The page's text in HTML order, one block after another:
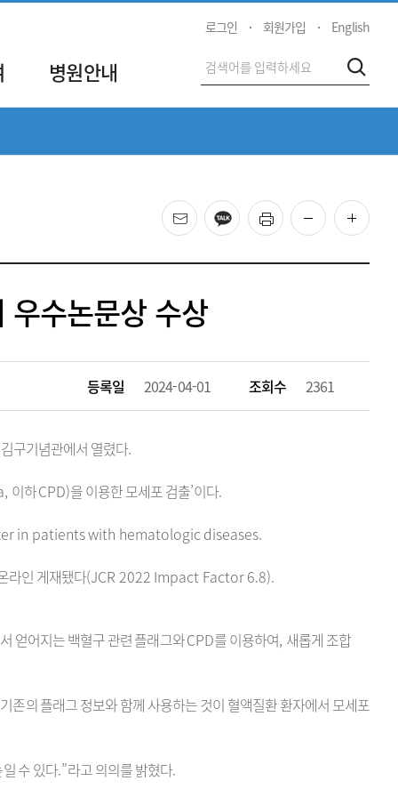
로그인 회원가입 English
병원안내
전
체
검
메일 카카오 프린트 화면 축소화면
수논문상 수상
등록일 2024-04-01 조회수 2361
구기념관에서 열렸다.
이하CPD)을 이용한 모세포 검출’이다.
in patients with hematologic diseases.
라인 게재됐다(JCR 2022 Impact Factor 6.8).
얻어지는 백혈구 관련 플래그와CPD를 이용하여, 새롭게 조합
존의 플래그 정보와 함께 사용하는 것이 혈액질환 환자에서 모세포
수 있다.”라고 의의를 밝혔다.